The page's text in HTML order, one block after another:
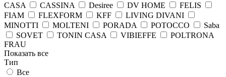
CASA
CASSINA Desiree DV HOME
FELIS
FIAM
FLEXFORM KFF
LIVING DIVANI
MINOTTI
MOLTENI PORADA POTOCCO
Saba
SOVET
TONIN CASA VIBIEFFE
POLTRONA
FRAU
Показать все
Тип
Все